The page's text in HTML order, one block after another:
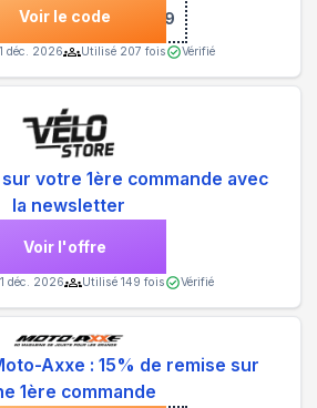
Voir le code ***69
déc. 2026 Utilisé 207 fois Vérifié
votre 1ère commande avec
la newsletter
Voir l'offre
déc. 2026 Utilisé 149 fois Vérifié
Axxe : 15% de remise sur
1ère commande